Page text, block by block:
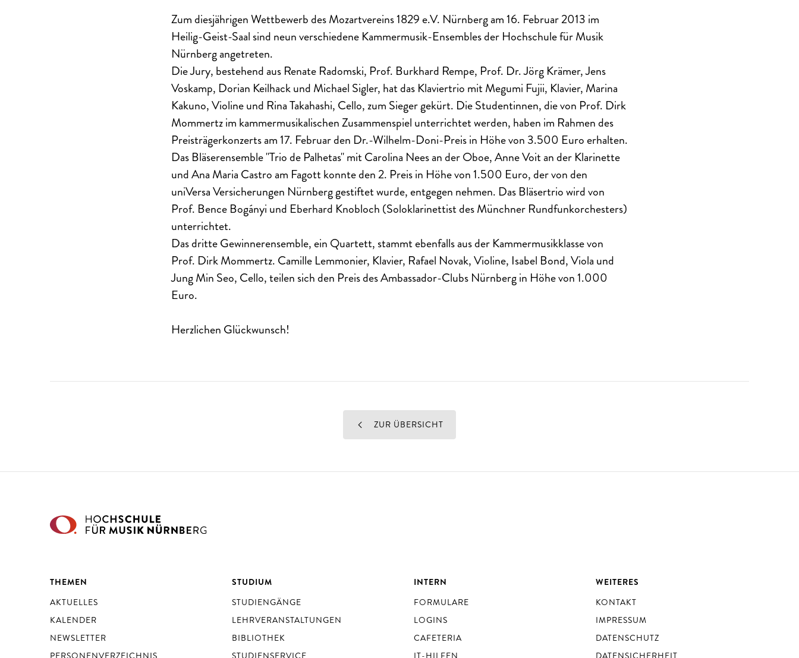
Zum diesjährigen Wettbewerb des Mozartvereins 1829 e.V. Nürnberg am 16. Februar 2013 im
Heilig-Geist-Saal sind neun verschiedene Kammermusik-Ensembles der Hochschule für Musik
Nürnberg angetreten.
Die Jury, bestehend aus Renate Radomski, Prof. Burkhard Rempe, Prof. Dr. Jörg Krämer, Jens
Voskamp, Dorian Keilhack und Michael Sigler, hat das Klaviertrio mit Megumi Fujii, Klavier, Marina
Kakuno, Violine und Rina Takahashi, Cello, zum Sieger gekürt. Die Studentinnen, die von Prof. Dirk
Mommertz im kammermusikalischen Zusammenspiel unterrichtet werden, haben im Rahmen des
Preisträgerkonzerts am 17. Februar den Dr.-Wilhelm-Doni-Preis in Höhe von 3.500 Euro erhalten.
Das Bläserensemble "Trio de Palhetas" mit Carolina Nees an der Oboe, Anne Voit an der Klarinette
und Ana Maria Castro am Fagott konnte den 2. Preis in Höhe von 1.500 Euro, der von den
uniVersa Versicherungen Nürnberg gestiftet wurde, entgegen nehmen. Das Bläsertrio wird von
Prof. Bence Bogányi und Eberhard Knobloch (Soloklarinettist des Münchner Rundfunkorchesters)
unterrichtet.
Das dritte Gewinnerensemble, ein Quartett, stammt ebenfalls aus der Kammermusikklasse von
Prof. Dirk Mommertz. Camille Lemmonier, Klavier, Rafael Novak, Violine, Isabel Bond, Viola und
Jung Min Seo, Cello, teilen sich den Preis des Ambassador-Clubs Nürnberg in Höhe von 1.000
Euro.
Herzlichen Glückwunsch!
ZUR ÜBERSICHT
THEMEN
AKTUELLES
KALENDER
NEWSLETTER
PERSONENVERZEICHNIS
STUDIUM
STUDIENGÄNGE
LEHRVERANSTALTUNGEN
BIBLIOTHEK
STUDIENSERVICE
INTERN
FORMULARE
LOGINS
CAFETERIA
IT-HILFEN
WEITERES
KONTAKT
IMPRESSUM
DATENSCHUTZ
DATENSICHERHEIT